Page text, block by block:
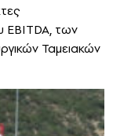
EBITDA, των
Ταμειακών